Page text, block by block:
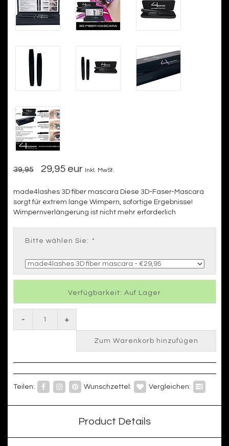
39,95 29,95 eur Inkl. MwSt.
made4lashes 3D fiber mascara Diese 3D-Faser-Mascara
sorgt für extrem lange Wimpern, sofortige Ergebnisse!
Wimpernverlängerung ist nicht mehr erforderlich
Bitte wählen Sie: *
Verfügbarkeit: Auf Lager
- +
Zum Warenkorb hinzufügen
Teilen: Wunschzettel: Vergleichen:
Product Details